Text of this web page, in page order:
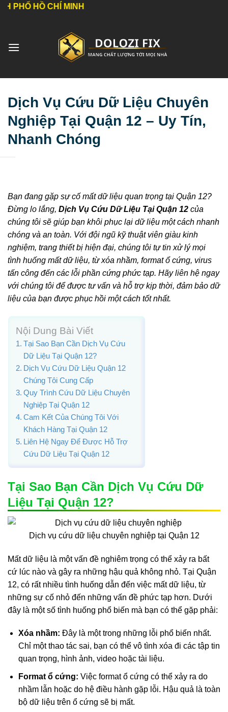
Bỏ
dung
CHÍ MINH
Dịch Vụ Cứu Dữ Liệu Chuyên
Nghiệp Tại Quận 12 – Uy Tín,
Nhanh Chóng
Bạn đang gặp sự cố mất dữ liệu quan trọng tại Quận 12?
Đừng lo lắng, Dịch Vụ Cứu Dữ Liệu Tại Quận 12 của
chúng tôi sẽ giúp bạn khôi phục lại dữ liệu một cách nhanh
chóng và an toàn. Với đội ngũ kỹ thuật viên giàu kinh
nghiệm, trang thiết bị hiện đại, chúng tôi tự tin xử lý mọi
tình huống mất dữ liệu, từ xóa nhầm, format ổ cứng, virus
tấn công đến các lỗi phần cứng phức tạp. Hãy liên hệ ngay
với chúng tôi để được tư vấn và hỗ trợ kịp thời, đảm bảo dữ
liệu của bạn được phục hồi một cách tốt nhất.
Nội Dung Bài Viết
Tại Sao Bạn Cần Dịch Vụ Cứu
Dữ Liệu Tại Quận 12?
Dịch Vụ Cứu Dữ Liệu Quận 12
Chúng Tôi Cung Cấp
Quy Trình Cứu Dữ Liệu Chuyên
Nghiệp Tại Quận 12
Cam Kết Của Chúng Tôi Với
Khách Hàng Tại Quận 12
Liên Hệ Ngay Để Được Hỗ Trợ
Cứu Dữ Liệu Tại Quận 12
Tại Sao Bạn Cần Dịch Vụ Cứu Dữ
Liệu Tại Quận 12?
Dịch vụ cứu dữ liệu chuyên nghiệp tại Quận 12
Mất dữ liệu là một vấn đề nghiêm trọng có thể xảy ra bất
cứ lúc nào và gây ra những hậu quả không nhỏ. Tại Quận
12, có rất nhiều tình huống dẫn đến việc mất dữ liệu, từ
những sự cố nhỏ đến những vấn đề phức tạp hơn. Dưới
đây là một số tình huống phổ biến mà bạn có thể gặp phải:
Xóa nhầm: Đây là một trong những lỗi phổ biến nhất.
Chỉ một thao tác sai, bạn có thể vô tình xóa đi các tập tin
quan trọng, hình ảnh, video hoặc tài liệu.
Format ổ cứng: Việc format ổ cứng có thể xảy ra do
nhầm lẫn hoặc do hệ điều hành gặp lỗi. Hậu quả là toàn
bộ dữ liệu trên ổ cứng sẽ bị mất.